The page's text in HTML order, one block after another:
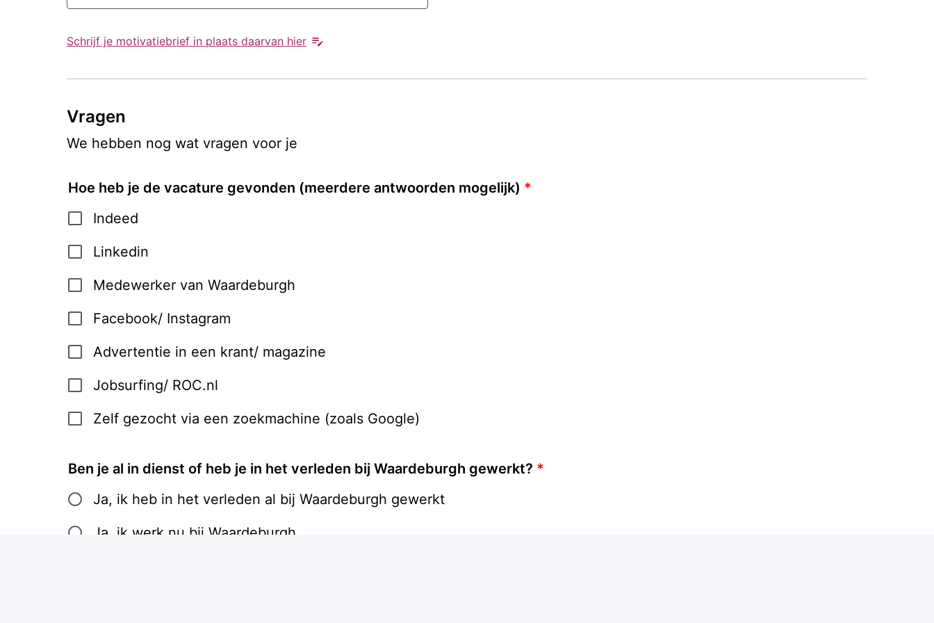
Schrijf je motivatiebrief in plaats daarvan hier
Vragen
We hebben nog wat vragen voor je
Hoe heb je de vacature gevonden (meerdere antwoorden mogelijk) *
Indeed
Linkedin
Medewerker van Waardeburgh
Facebook/ Instagram
Advertentie in een krant/ magazine
Jobsurfing/ ROC.nl
Zelf gezocht via een zoekmachine (zoals Google)
Ben je al in dienst of heb je in het verleden bij Waardeburgh gewerkt? *
Ja, ik heb in het verleden al bij Waardeburgh gewerkt
Ja, ik werk nu bij Waardeburgh